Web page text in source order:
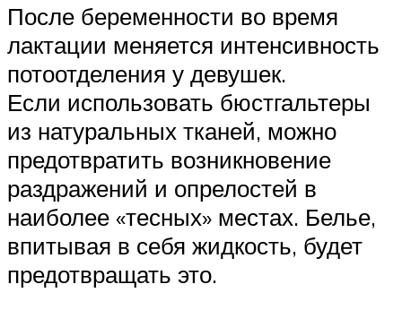
После беременности во время
лактации меняется интенсивность
потоотделения у девушек.
Если использовать бюстгальтеры
из натуральных тканей, можно
предотвратить возникновение
раздражений и опрелостей в
наиболее «тесных» местах. Белье,
впитывая в себя жидкость, будет
предотвращать это.